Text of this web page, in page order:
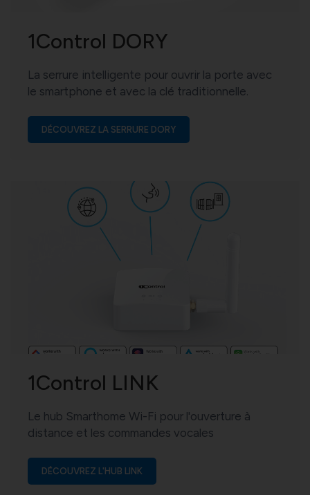
1Control DORY
La serrure intelligente pour ouvrir la porte avec
le smartphone et avec la clé traditionnelle.
DÉCOUVREZ LA SERRURE DORY
1Control LINK
Le hub Smarthome Wi-Fi pour l'ouverture à
distance et les commandes vocales
DÉCOUVREZ L'HUB LINK